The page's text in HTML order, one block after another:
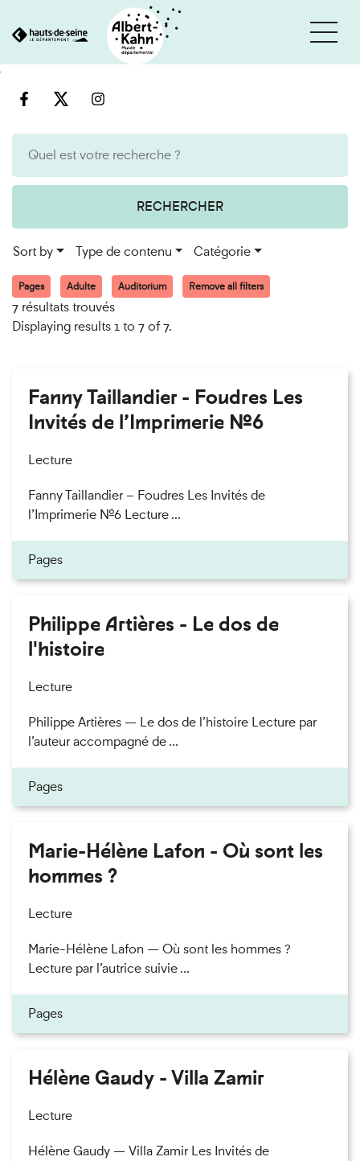
engine
RECHERCHER
Sort by Type de contenu Catégorie
Pages Adulte Auditorium Remove all filters
7 résultats trouvés
Displaying results 1 to 7 of 7.
Fanny Taillandier - Foudres Les
Invités de l’Imprimerie n°6
Lecture
Fanny Taillandier – Foudres Les Invités de
l’Imprimerie n°6 Lecture ...
Pages
Philippe Artières - Le dos de
l'histoire
Lecture
Philippe Artières — Le dos de l’histoire Lecture par
l’auteur accompagné de ...
Pages
Marie-Hélène Lafon - Où sont les
hommes ?
Lecture
Marie-Hélène Lafon — Où sont les hommes ?
Lecture par l’autrice suivie ...
Pages
Hélène Gaudy - Villa Zamir
Lecture
Hélène Gaudy — Villa Zamir Les Invités de
Cookies management panel